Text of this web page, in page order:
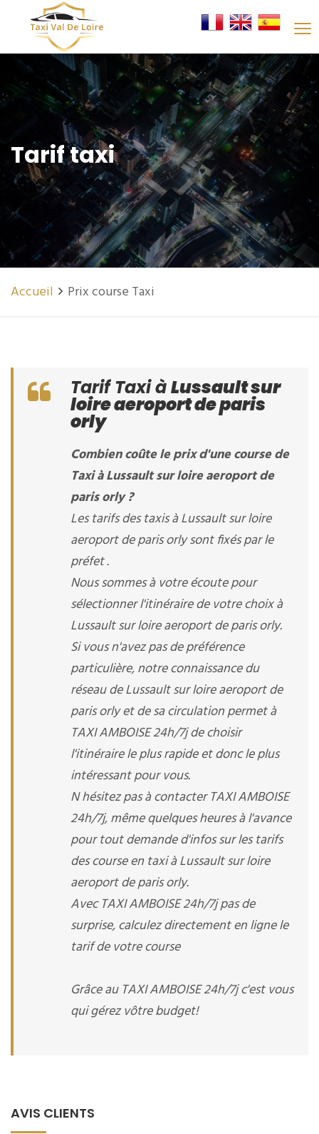
Tarif taxi
Accueil Prix course Taxi
Tarif Taxi àLussault sur
loire aeroport de paris
orly
Combien coûte le prix d'une course de
Taxi à Lussault sur loire aeroport de
paris orly ?
Les tarifs des taxis à Lussault sur loire
aeroport de paris orly sont fixés par le
préfet .
Nous sommes à votre écoute pour
sélectionner l'itinéraire de votre choix à
Lussault sur loire aeroport de paris orly.
Si vous n'avez pas de préférence
particulière, notre connaissance du
réseau de Lussault sur loire aeroport de
paris orly et de sa circulation permet à
TAXI AMBOISE 24h/7j de choisir
l'itinéraire le plus rapide et donc le plus
intéressant pour vous.
N hésitez pas à contacter TAXI AMBOISE
24h/7j, même quelques heures à l'avance
pour tout demande d'infos sur les tarifs
des course en taxi à Lussault sur loire
aeroport de paris orly.
Avec TAXI AMBOISE 24h/7j pas de
surprise, calculez directement en ligne le
tarif de votre course
Grâce au TAXI AMBOISE 24h/7j c'est vous
qui gérez vôtre budget!
AVIS CLIENTS